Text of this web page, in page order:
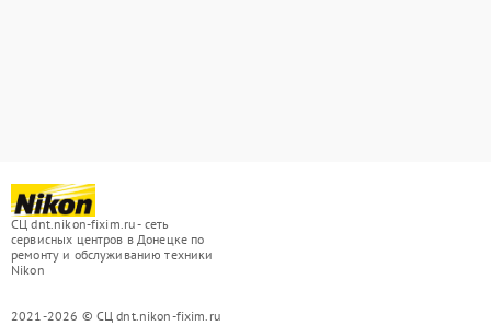
СЦ dnt.nikon-fixim.ru - сеть
сервисных центров в Донецке по
ремонту и обслуживанию техники
Nikon
2021-2026 © СЦ dnt.nikon-fixim.ru